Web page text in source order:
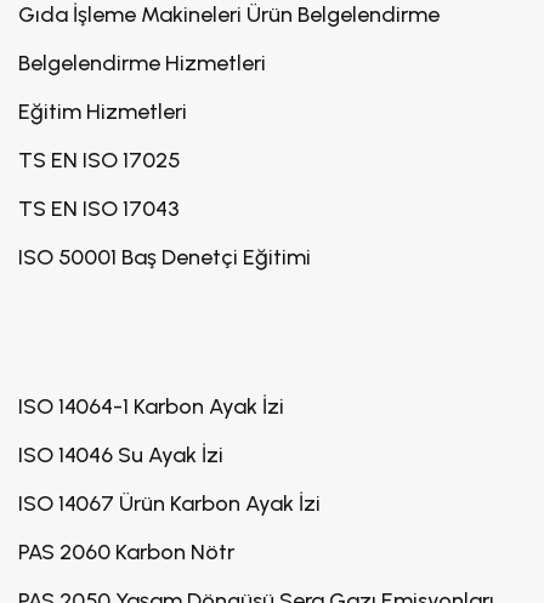
Gıda İşleme Makineleri Ürün Belgelendirme
Belgelendirme Hizmetleri
Eğitim Hizmetleri
TS EN ISO 17025
TS EN ISO 17043
ISO 50001 Baş Denetçi Eğitimi
ISO 14064-1 Karbon Ayak İzi
ISO 14046 Su Ayak İzi
ISO 14067 Ürün Karbon Ayak İzi
PAS 2060 Karbon Nötr